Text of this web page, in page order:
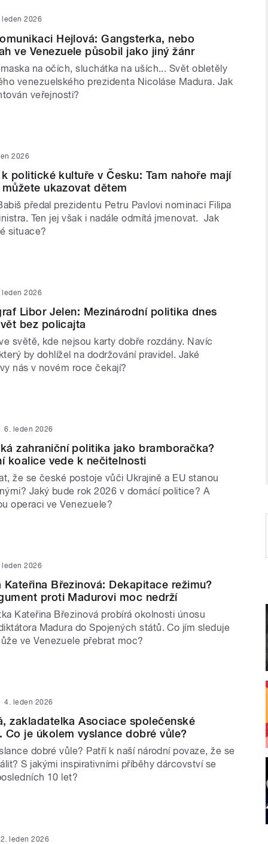
leden 2026
Hejlová: Gangsterka, nebo
ve Venezuele působil jako jiný žánr
na očích, sluchátka na uších... Svět obletěly
venezuelského prezidenta Nicoláse Madura. Jak
veřejnosti?
2026
politické kultuře v Česku: Tam nahoře mají
ukazovat dětem
předal prezidentu Petru Pavlovi nominaci Filipa
Ten jej však i nadále odmítá jmenovat. Jak
situace?
leden 2026
Libor Jelen: Mezinárodní politika dnes
bez policajta
světě, kde nejsou karty dobře rozdány. Navíc
by dohlížel na dodržování pravidel. Jaké
nás v novém roce čekají?
6. leden 2026
zahraniční politika jako bramboračka?
koalice vede k nečitelnosti
že se české postoje vůči Ukrajině a EU stanou
Jaký bude rok 2026 v domácí politice? A
operaci ve Venezuele?
leden 2026
Kateřina Březinová: Dekapitace režimu?
proti Madurovi moc nedrží
Kateřina Březinová probírá okolnosti únosu
Madura do Spojených států. Co jím sleduje
ve Venezuele přebrat moc?
4. leden 2026
zakladatelka Asociace společenské
Co je úkolem vyslance dobré vůle?
dobré vůle? Patří k naší národní povaze, že se
S jakými inspirativními příběhy dárcovství se
10 let?
2. leden 2026